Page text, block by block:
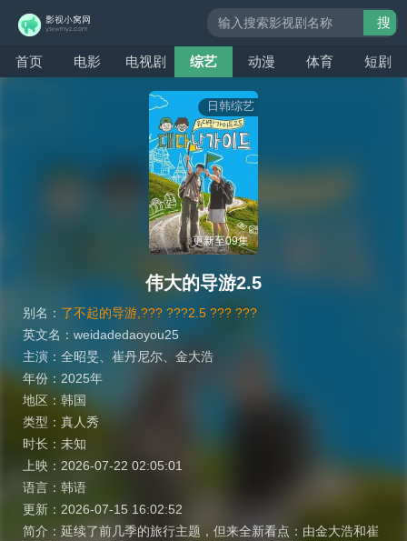
首页 电影 电视剧 综艺 动漫 体育 短剧
搜
日韩综艺
更新至09集
伟大的导游2.5
别名： 了不起的导游,??? ???2.5 ??? ???
英文名： weidadedaoyou25
主演： 全昭旻 崔丹尼尔
金大浩
年份： 2025年
地区： 韩国
类型： 真人秀
时长： 未知
上映： 2026-07-22 02:05:01
语言： 韩语
更新： 2026-07-15 16:02:52
简介： 延续了前几季的旅行主题，但来全新看点：由金大浩和崔